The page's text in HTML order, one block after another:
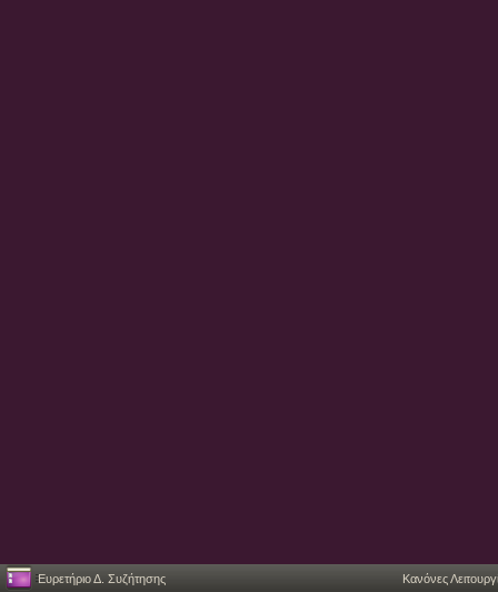
Ευρετήριο Δ. Συζήτησης Κανόνες